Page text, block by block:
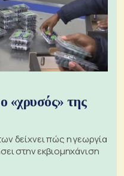
«χρυσός» της
δείχνει πώς η γεωργία
στην εκβιομηχάνιση